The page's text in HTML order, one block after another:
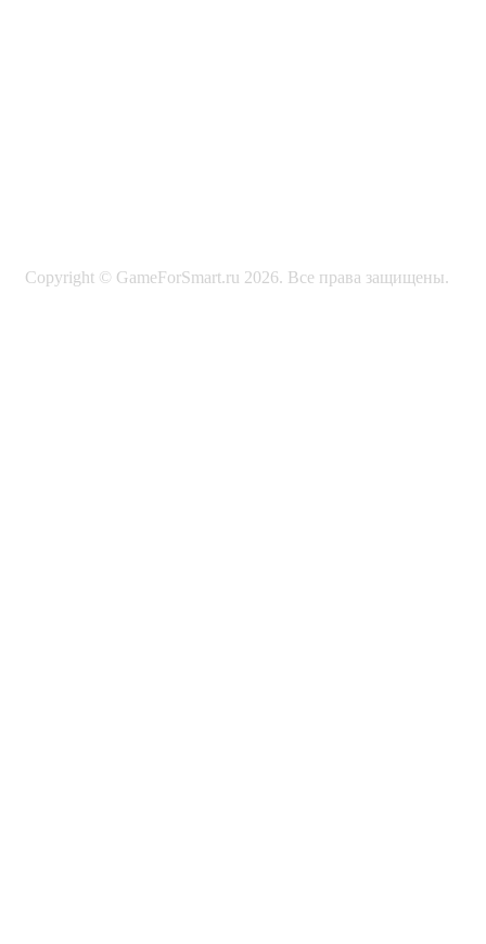
Copyright © GameForSmart.ru 2026. Все права защищены.